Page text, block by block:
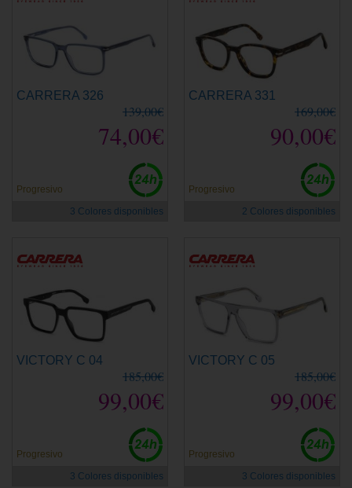
CARRERA 326
139,00€
74,00€
Progresivo
3 Colores disponibles
CARRERA 331
169,00€
90,00€
Progresivo
2 Colores disponibles
VICTORY C 04
185,00€
99,00€
Progresivo
3 Colores disponibles
VICTORY C 05
185,00€
99,00€
Progresivo
3 Colores disponibles